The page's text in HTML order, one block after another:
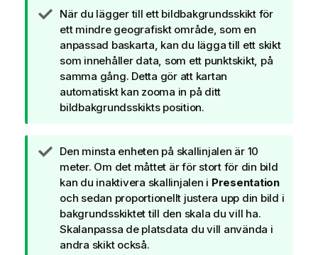
A
n
t
e
c
k
n
g
o
m
t
i
p
s
När du lägger till ett bildbakgrundsskikt för
ett mindre geografiskt område, som en
anpassad baskarta, kan du lägga till ett skikt
som innehåller data, som ett punktskikt, på
samma gång. Detta gör att kartan
automatiskt kan zooma in på ditt
bildbakgrundsskikts position.
A
n
t
e
c
k
n
Den minsta enheten på skallinjalen är 10
meter. Om det måttet är för stort för din bild
kan du inaktivera skallinjalen i Presentation
och sedan proportionellt justera upp din bild i
bakgrundsskiktet till den skala du vill ha.
Skalanpassa de platsdata du vill använda i
andra skikt också.